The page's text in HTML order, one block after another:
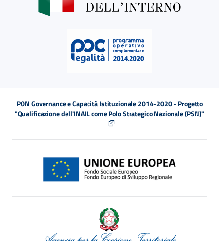
PON Governance e Capacità Istituzionale 2014-2020 - Progetto
"Qualificazione dell'INAIL come Polo Strategico Nazionale (PSN)"